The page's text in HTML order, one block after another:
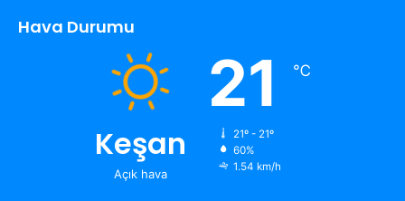
Hava Durumu
Keşan
Açık hava
21 ℃
21º - 21º
60%
1.54 km/h